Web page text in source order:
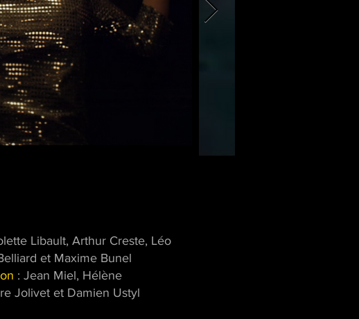
Libault, Arthur Creste, Léo
et Maxime Bunel
: Jean Miel, Hélène
Jolivet et Damien Ustyl